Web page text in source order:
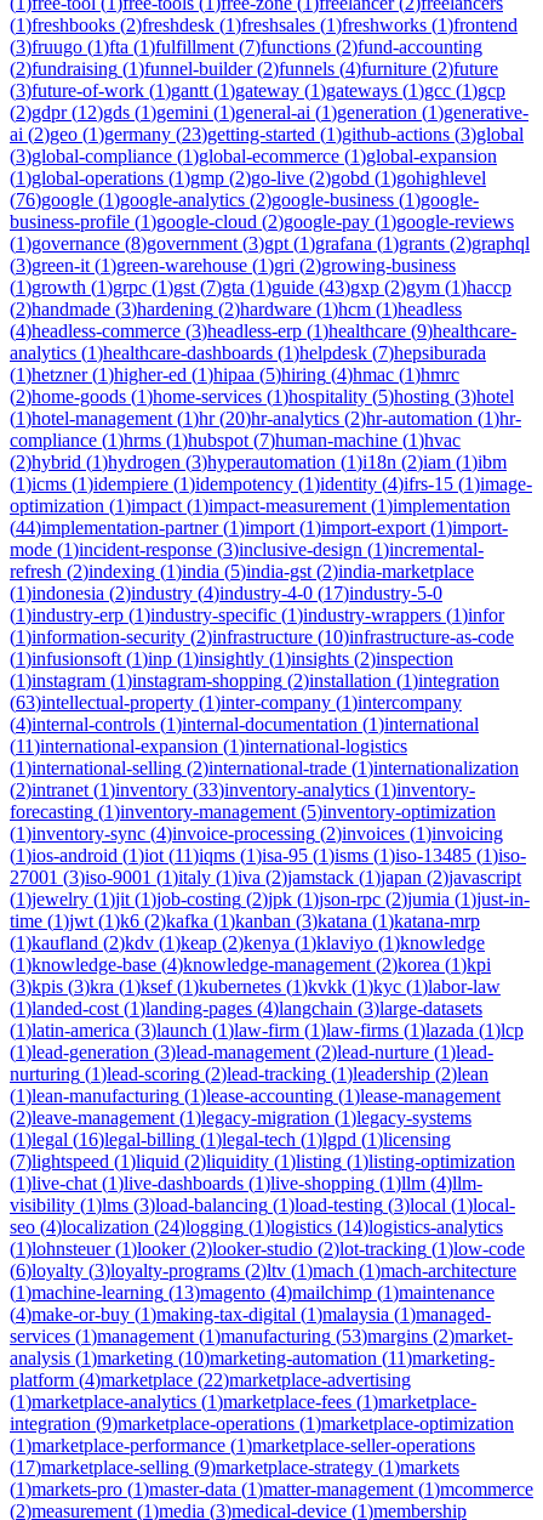
(1)freshbooks (2)freshdesk (1)freshsales (1)freshworks (1)frontend
(3)fruugo (1)fta (1)fulfillment (7)functions (2)fund-accounting
(2)fundraising (1)funnel-builder(2)funnels (4)furniture (2)future
(3)future-of-work (1)gantt (1)gateway (1)gateways (1)gcc (1)gcp
(2)gdpr(12)gds (1)gemini (1)general-ai (1)generation (1)generative-
ai (2)geo (1)germany (23)getting-started (1)github-actions (3)global
(3)global-compliance (1)global-ecommerce (1)global-expansion
(1)global-operations (1)gmp (2)go-live (2)gobd (1)gohighlevel
(76)google (1)google-analytics (2)google-business (1)google-
business-profile (1)google-cloud (2)google-pay (1)google-reviews
(1)governance (8)government (3)gpt (1)grafana (1)grants (2)graphql
(3)green-it (1)green-warehouse (1)gri (2)growing-business
(1)growth (1)grpc (1)gst (7)gta (1)guide (43)gxp (2)gym (1)haccp
(2)handmade (3)hardening (2)hardware (1)hcm (1)headless
(4)headless-commerce (3)headless-erp (1)healthcare (9)healthcare-
analytics (1)healthcare-dashboards (1)helpdesk (7)hepsiburada
(1)hetzner(1)higher-ed (1)hipaa (5)hiring (4)hmac (1)hmrc
(2)home-goods (1)home-services (1)hospitality (5)hosting (3)hotel
(1)hotel-management (1)hr(20)hr-analytics (2)hr-automation (1)hr-
compliance (1)hrms (1)hubspot (7)human-machine (1)hvac
(2)hybrid (1)hydrogen (3)hyperautomation (1)i18n (2)iam (1)ibm
(1)icms (1)idempiere (1)idempotency (1)identity (4)ifrs-15 (1)image-
optimization (1)impact (1)impact-measurement (1)implementation
(44)implementation-partner(1)import (1)import-export (1)import-
mode (1)incident-response (3)inclusive-design (1)incremental-
refresh (2)indexing (1)india (5)india-gst (2)india-marketplace
(1)indonesia (2)industry (4)industry-4-0 (17)industry-5-0
(1)industry-erp (1)industry-specific (1)industry-wrappers (1)infor
(1)information-security (2)infrastructure (10)infrastructure-as-code
(1)infusionsoft (1)inp (1)insightly (1)insights (2)inspection
(1)instagram (1)instagram-shopping (2)installation (1)integration
(63)intellectual-property (1)inter-company (1)intercompany
(4)internal-controls (1)internal-documentation (1)international
(11)international-expansion (1)international-logistics
(1)international-selling (2)international-trade (1)internationalization
(2)intranet (1)inventory (33)inventory-analytics (1)inventory-
forecasting (1)inventory-management (5)inventory-optimization
(1)inventory-sync (4)invoice-processing (2)invoices (1)invoicing
(1)ios-android (1)iot (11)iqms (1)isa-95 (1)isms (1)iso-13485 (1)iso-
27001 (3)iso-9001 (1)italy (1)iva (2)jamstack (1)japan (2)javascript
(1)jewelry (1)jit (1)job-costing (2)jpk (1)json-rpc (2)jumia (1)just-in-
time (1)jwt (1)k6 (2)kafka (1)kanban (3)katana (1)katana-mrp
(1)kaufland (2)kdv (1)keap (2)kenya (1)klaviyo (1)knowledge
(1)knowledge-base (4)knowledge-management (2)korea (1)kpi
(3)kpis (3)kra (1)ksef(1)kubernetes (1)kvkk (1)kyc (1)labor-law
(1)landed-cost (1)landing-pages (4)langchain (3)large-datasets
(1)latin-america (3)launch (1)law-firm (1)law-firms (1)lazada (1)lcp
(1)lead-generation (3)lead-management (2)lead-nurture (1)lead-
nurturing (1)lead-scoring (2)lead-tracking (1)leadership (2)lean
(1)lean-manufacturing (1)lease-accounting (1)lease-management
(2)leave-management (1)legacy-migration (1)legacy-systems
(1)legal (16)legal-billing (1)legal-tech (1)lgpd (1)licensing
(7)lightspeed (1)liquid (2)liquidity (1)listing (1)listing-optimization
(1)live-chat (1)live-dashboards (1)live-shopping (1)llm (4)llm-
visibility (1)lms (3)load-balancing (1)load-testing (3)local (1)local-
seo (4)localization (24)logging (1)logistics (14)logistics-analytics
(1)lohnsteuer(1)looker(2)looker-studio (2)lot-tracking (1)low-code
(6)loyalty (3)loyalty-programs (2)ltv (1)mach (1)mach-architecture
(1)machine-learning (13)magento (4)mailchimp (1)maintenance
(4)make-or-buy (1)making-tax-digital (1)malaysia (1)managed-
services (1)management (1)manufacturing (53)margins (2)market-
analysis (1)marketing (10)marketing-automation (11)marketing-
platform (4)marketplace (22)marketplace-advertising
(1)marketplace-analytics (1)marketplace-fees (1)marketplace-
integration (9)marketplace-operations (1)marketplace-optimization
(1)marketplace-performance (1)marketplace-seller-operations
(17)marketplace-selling (9)marketplace-strategy (1)markets
(1)markets-pro (1)master-data (1)matter-management (1)mcommerce
(2)measurement (1)media (3)medical-device (1)membership